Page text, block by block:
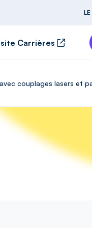
Carrières
couplages lasers et